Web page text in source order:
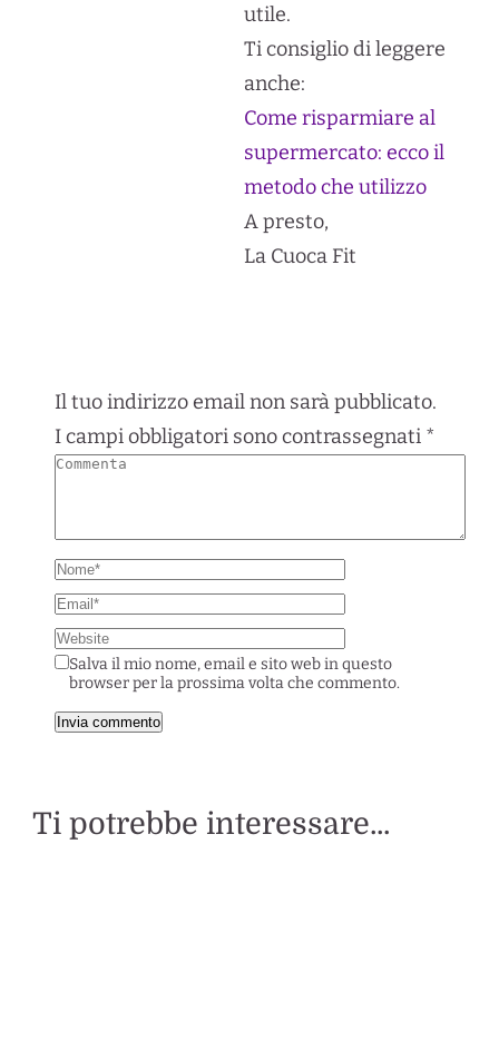
utile.
Ti consiglio di leggere
anche:
Come risparmiare al
supermercato: ecco il
metodo che utilizzo
A presto,
La Cuoca Fit
Il tuo indirizzo email non sarà pubblicato.
I campi obbligatori sono contrassegnati *
Salva il mio nome, email e sito web in questo
browser per la prossima volta che commento.
Ti potrebbe interessare...